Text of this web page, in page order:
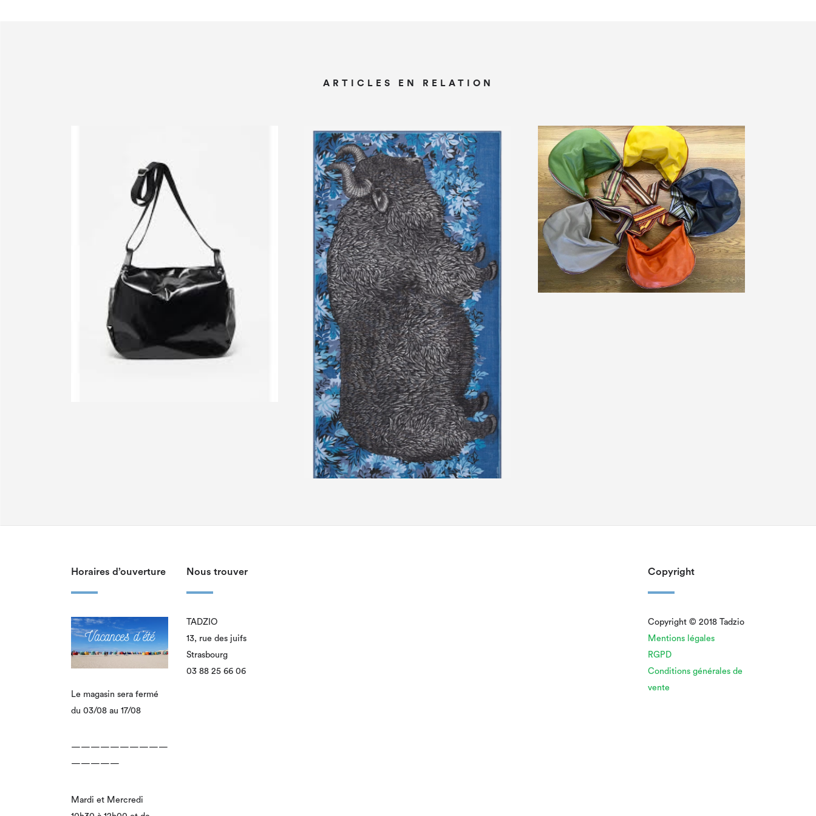
ARTICLES EN RELATION
Horaires d’ouverture
Le magasin sera fermé
du 03/08 au 17/08
——————————
—————
Mardi et Mercredi
Nous trouver
TADZIO
13, rue des juifs
Strasbourg
03 88 25 66 06
Copyright
Copyright © 2018 Tadzio
Mentions légales
RGPD
Conditions générales de
vente